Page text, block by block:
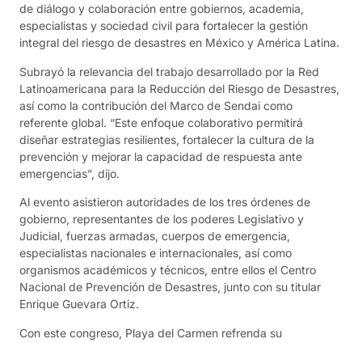
de diálogo y colaboración entre gobiernos, academia,
especialistas y sociedad civil para fortalecer la gestión
integral del riesgo de desastres en México y América Latina.
Subrayó la relevancia del trabajo desarrollado por la Red
Latinoamericana para la Reducción del Riesgo de Desastres,
así como la contribución del Marco de Sendai como
referente global. “Este enfoque colaborativo permitirá
diseñar estrategias resilientes, fortalecer la cultura de la
prevención y mejorar la capacidad de respuesta ante
emergencias”, dijo.
Al evento asistieron autoridades de los tres órdenes de
gobierno, representantes de los poderes Legislativo y
Judicial, fuerzas armadas, cuerpos de emergencia,
especialistas nacionales e internacionales, así como
organismos académicos y técnicos, entre ellos el Centro
Nacional de Prevención de Desastres, junto con su titular
Enrique Guevara Ortiz.
Con este congreso, Playa del Carmen refrenda su